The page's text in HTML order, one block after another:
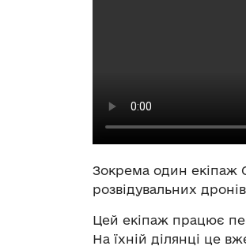
Зокрема один екіпаж
розвідувальних
Цей екіпаж працює
На їхній ділянці це